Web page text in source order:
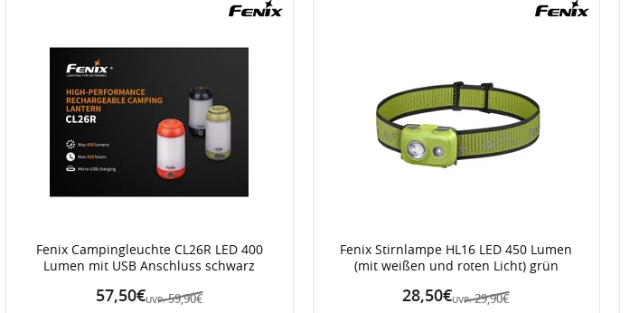
Fenix Campingleuchte CL26R LED 400
Lumen mit USB Anschluss schwarz
UVP: 59,90€
57,50€
Fenix Stirnlampe HL16 LED 450 Lumen
(mit weißen und roten Licht) grün
UVP: 29,90€
28,50€